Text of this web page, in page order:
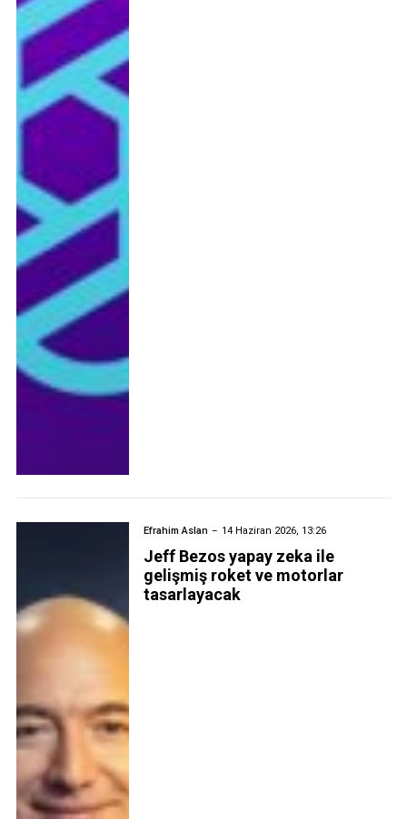
Efrahim Aslan 14 Haziran 2026, 13:26
Jeff Bezos yapay zeka ile
gelişmiş roket ve motorlar
tasarlayacak